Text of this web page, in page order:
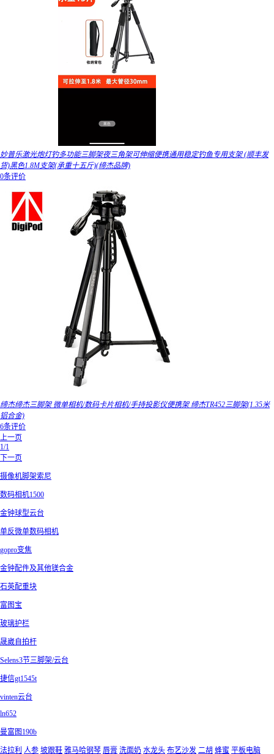
妙普乐激光炮灯钓多功能三脚架夜三角架可伸缩便携通用稳定钓鱼专用支架 (顺丰发
货)黑色1.8M支架(承重十五斤)(缔杰品牌)
0条评价
缔杰缔杰三脚架 微单相机/数码卡片相机/手持投影仪便携架 缔杰TR452三脚架(1.35米
铝合金)
6条评价
上一页
1/1
下一页
摄像机脚架索尼
数码相机1500
金钟球型云台
单反微单数码相机
gopro变焦
金钟配件及其他镁合金
石英配重块
富图宝
玻璃护栏
晟崴自拍杆
Selens3节三脚架/云台
捷信gt1545t
vinten云台
ln652
曼富图190b
法拉利 人参 坡跟鞋 雅马哈钢琴 唇膏 洗面奶 水龙头 布艺沙发 二胡 蜂蜜 平板电脑